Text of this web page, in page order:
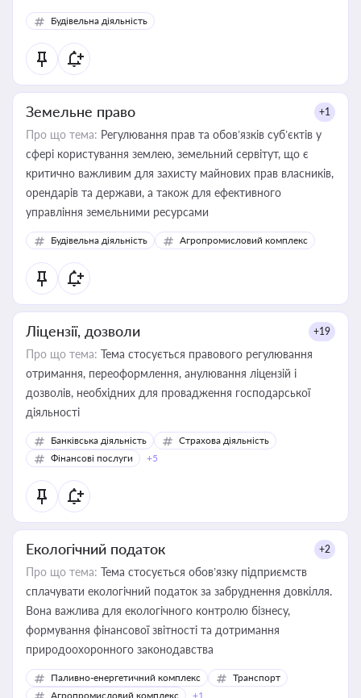
Будівельна діяльність
Земельне право +1
Про що тема: Регулювання прав та обов’язків суб’єктів у
сфері користування землею, земельний сервітут, що є
критично важливим для захисту майнових прав власників,
орендарів та держави, а також для ефективного
управління земельними ресурсами
Будівельна діяльність Агропромисловий комплекс
Ліцензії, дозволи +19
Про що тема: Тема стосується правового регулювання
отримання, переоформлення, анулювання ліцензій і
дозволів, необхідних для провадження господарської
діяльності
Банківська діяльність
Страхова діяльність
Фінансові послуги
+5
Екологічний податок +2
Про що тема: Тема стосується обов’язку підприємств
сплачувати екологічний податок за забруднення довкілля.
Вона важлива для екологічного контролю бізнесу,
формування фінансової звітності та дотримання
природоохоронного законодавства
Паливно-енергетичний комплекс
Транспорт
Агропромисловий комплекс
+1